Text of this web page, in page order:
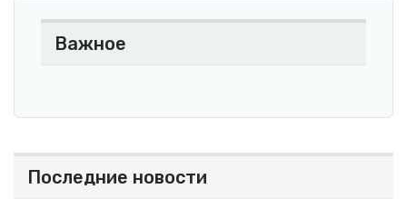
Важное
Последние новости